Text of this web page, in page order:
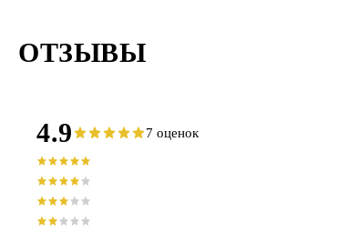
ОТЗЫВЫ
4.9 7 оценок